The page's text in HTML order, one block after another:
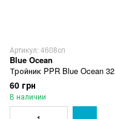
Артикул: 4608сп
Blue Ocean
Тройник PPR Blue Ocean 32
60 грн
В наличии